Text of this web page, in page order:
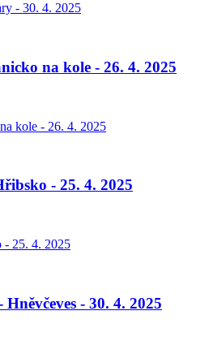
- 30. 4. 2025
na kole - 26. 4. 2025
kole - 26. 4. 2025
- 25. 4. 2025
- 25. 4. 2025
- 30. 4. 2025